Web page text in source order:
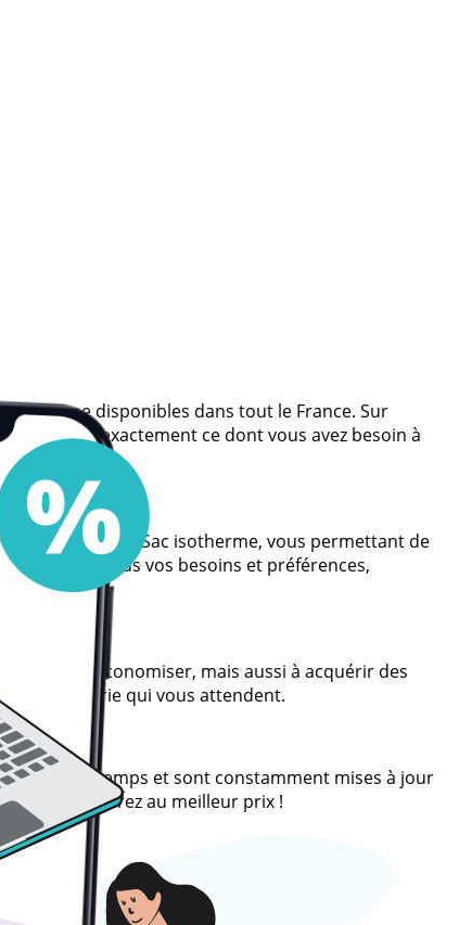
disponibles dans tout le France. Sur
trouviez exactement ce dont vous avez besoin à
d'offres pour Sac isotherme, vous permettant de
à tous vos besoins et préférences,
à économiser, mais aussi à acquérir des
la catégorie qui vous attendent.
dans le temps et sont constamment mises à jour
vous désirez au meilleur prix !